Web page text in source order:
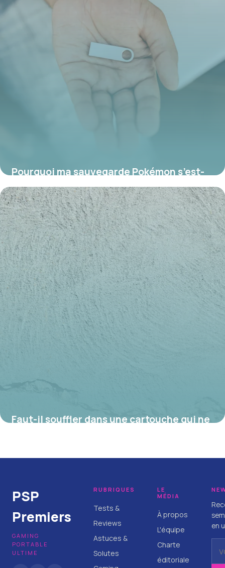
Pourquoi ma sauvegarde Pokémon s’est-
elle effacée ?
17 juillet 2026
Faut-il souffler dans une cartouche qui ne
PSP
Premiers
GAMING
PORTABLE
ULTIME
RUBRIQUES
Tests &
Reviews
Astuces &
Solutes
LE
MÉDIA
À propos
L'équipe
Charte
éditoriale
en